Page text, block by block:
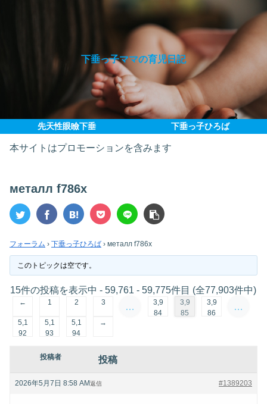
下垂っ子ママの育児日記
先天性眼瞼下垂 下垂っ子ひろば
本サイトはプロモーションを含みます
металл f786x
フォーラム › 下垂っ子ひろば › металл f786x
このトピックは空です。
15件の投稿を表示中 - 59,761 - 59,775件目 (全77,903件中)
← 1 2 3 …
3,9
84
3,9
85
3,9
86
…
5,1
92
5,1
93
5,1
94
→
投稿者 投稿
2026年5月7日 8:58 AM #1389203
返信